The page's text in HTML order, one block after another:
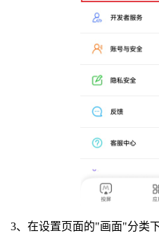
3、在设置页面的"画面"分类